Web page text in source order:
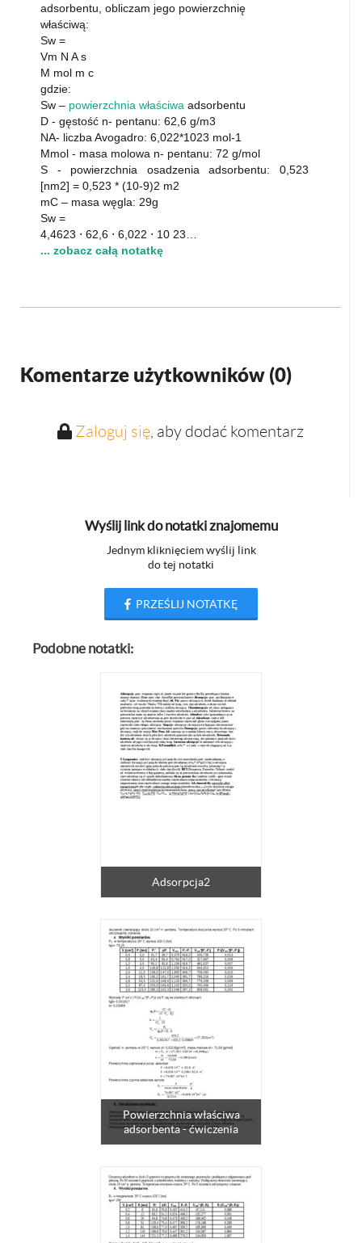
adsorbentu, obliczam jego powierzchnię
właściwą:
Sw =
Vm N A s
M mol m c
gdzie:
Sw – powierzchnia właściwa adsorbentu
D - gęstość n- pentanu: 62,6 g/m3
NA- liczba Avogadro: 6,022*1023 mol-1
Mmol - masa molowa n- pentanu: 72 g/mol
S - powierzchnia osadzenia adsorbentu: 0,523
[nm2] = 0,523 * (10-9)2 m2
mC – masa węgla: 29g
Sw =
4,4623 ⋅ 62,6 ⋅ 6,022 ⋅ 10 23…
... zobacz całą notatkę
Komentarze użytkowników (0)
Zaloguj się, aby dodać komentarz
Wyślij link do notatki znajomemu
Jednym kliknięciem wyślij link
do tej notatki
PRZEŚLIJ NOTATKĘ
Podobne notatki:
Adsorpcja2
Powierzchnia właściwa
adsorbenta - ćwiczenia